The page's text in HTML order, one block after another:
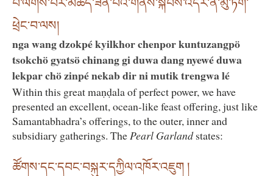
བ་ལེགས་པར་མཆོད་ཟིན་པའི་གནས་སྐབས་འདིར་ནི་མུ་ཏིག་
ཕྲེང་བ་ལས།
nga wang dzokpé kyilkhor chenpor kuntuzangpö
tsokchö gyatsö chinang gi duwa dang nyewé duwa
lekpar chö zinpé nekab dir ni mutik trengwa lé
Within this great maṇḍala of perfect power, we have
presented an excellent, ocean-like feast offering, just like
Samantabhadra’s offerings, to the outer, inner and
subsidiary gatherings. ThePearl Garlandstates:
ཚོགས་དང་དབང་བསྐུར་དཀྱིལ་འཁོར་འཇུག །